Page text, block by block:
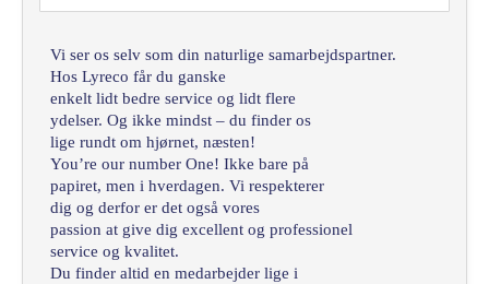
Vi ser os selv som din naturlige samarbejdspartner.
Hos Lyreco får du ganske
enkelt lidt bedre service og lidt flere
ydelser. Og ikke mindst – du finder os
lige rundt om hjørnet, næsten!
You’re our number One! Ikke bare på
papiret, men i hverdagen. Vi respekterer
dig og derfor er det også vores
passion at give dig excellent og professionel
service og kvalitet.
Du finder altid en medarbejder lige i